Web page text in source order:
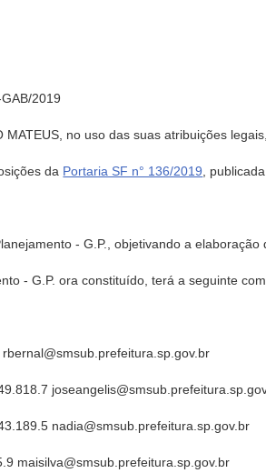
2019
MATEUS, no uso das suas atribuições legais,
da Portaria SF n° 136/2019 ,
- G.P., objetivando a
- G.P. ora constituído, terá a seguinte
nadia@smsub.prefeitura.sp.gov.br
maisilva@smsub.prefeitura.sp.gov.br